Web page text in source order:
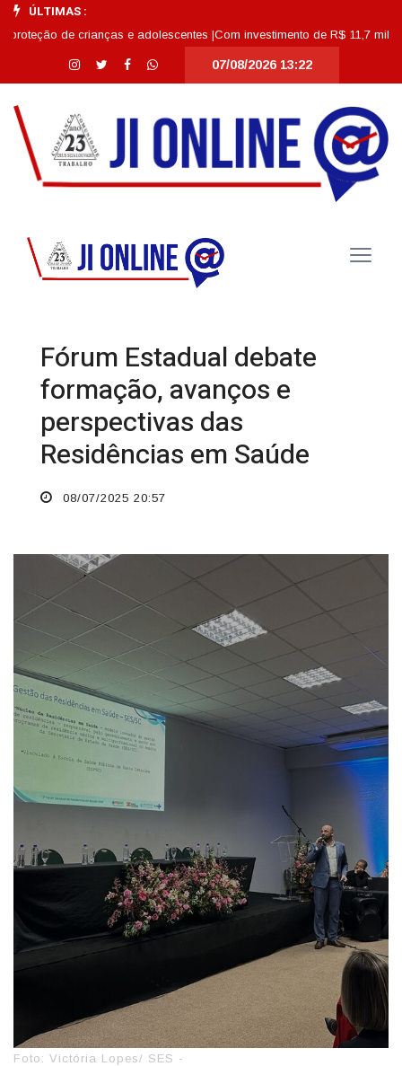
ÚLTIMAS :
de crianças e adolescentes |Com investimento de R$ 11,7 milhões,
07/08/2026 13:22
Fórum Estadual debate
formação, avanços e
perspectivas das
Residências em Saúde
08/07/2025 20:57
Foto: Victória Lopes/ SES -